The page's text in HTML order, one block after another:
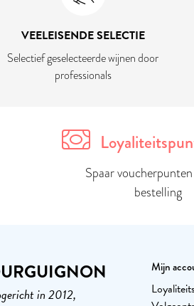
VEELEISENDE SELECTIE
Selectief geselecteerde wijnen door
professionals
Spaar
bestelling
in 2012,
Mijn